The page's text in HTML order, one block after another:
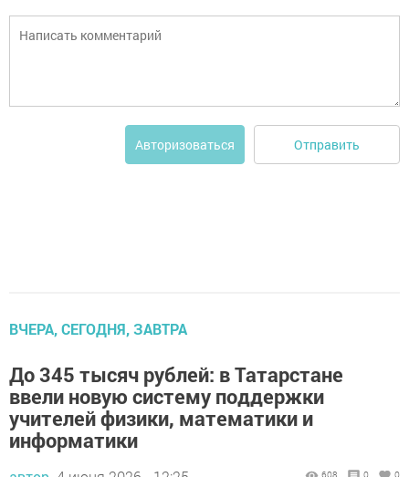
Авторизоваться Отправить
ВЧЕРА, СЕГОДНЯ, ЗАВТРА
До 345 тысяч рублей: в Татарстане
ввели новую систему поддержки
учителей физики, математики и
информатики